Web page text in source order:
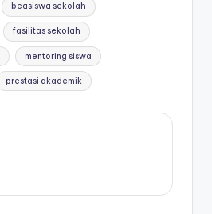
beasiswa sekolah
fasilitas sekolah
mentoring siswa
prestasi akademik